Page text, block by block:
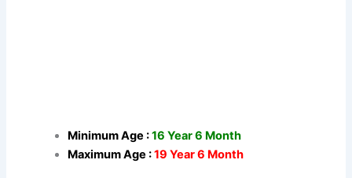
Minimum Age :16 Year 6 Month
Maximum Age :19 Year 6 Month